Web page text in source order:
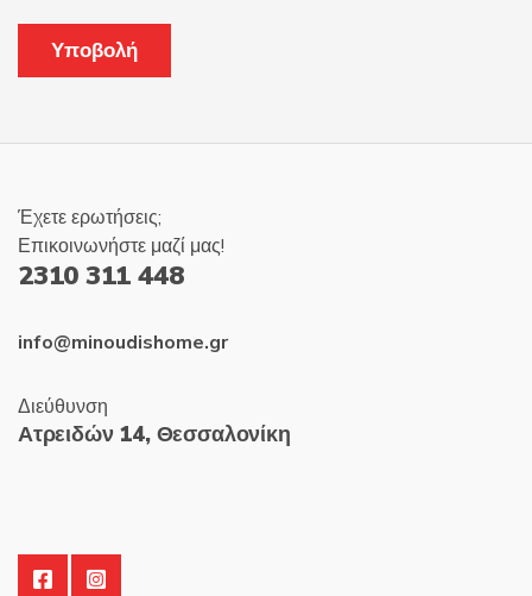
Έχετε ερωτήσεις;
Επικοινωνήστε μαζί μας!
2310 311 448
info@minoudishome.gr
Διεύθυνση
Ατρειδών 14, Θεσσαλονίκη